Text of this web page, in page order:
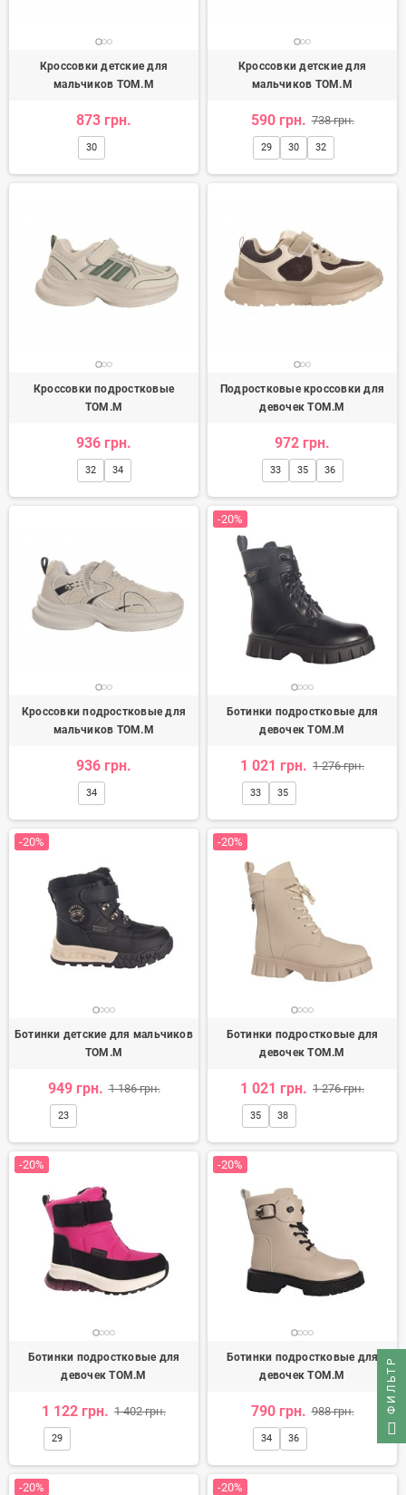
Кроссовки детские для
мальчиков TOM.M
873 грн.
30
Кроссовки детские для
мальчиков TOM.M
590 грн. 738 грн.
29 30 32
Кроссовки подростковые
TOM.M
936 грн.
32 34
Подростковые кроссовки для
девочек TOM.M
972 грн.
33 35 36
Кроссовки подростковые для
мальчиков TOM.M
936 грн.
34
-20%
Ботинки подростковые для
девочек TOM.M
1 021 грн. 1 276 грн.
33 35
-20%
Ботинки детские для мальчиков
TOM.M
949 грн. 1 186 грн.
23
-20%
Ботинки подростковые для
девочек TOM.M
1 021 грн. 1 276 грн.
35 38
-20%
Ботинки подростковые для
девочек TOM.M
1 122 грн. 1 402 грн.
29
-20%
Ботинки подростковые для
девочек TOM.M
790 грн. 988 грн.
34 36
-20% -20%
ФИЛЬТР